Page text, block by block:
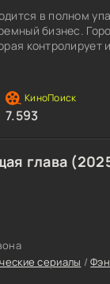
в полном
бизнес.
7.593
глава
сериалы /